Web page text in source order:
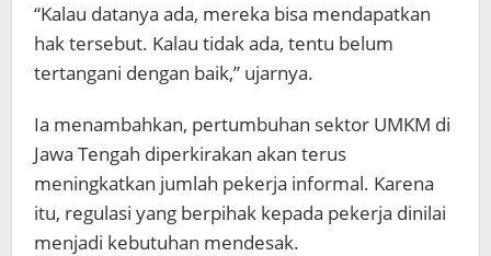
“Kalau datanya ada, mereka bisa mendapatkan
hak tersebut. Kalau tidak ada, tentu belum
tertangani dengan baik,” ujarnya.
Ia menambahkan, pertumbuhan sektor UMKM di
Jawa Tengah diperkirakan akan terus
meningkatkan jumlah pekerja informal. Karena
itu, regulasi yang berpihak kepada pekerja dinilai
menjadi kebutuhan mendesak.